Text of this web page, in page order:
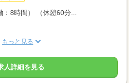
8時間） （休憩60分...
もっと見る
人詳細を見る